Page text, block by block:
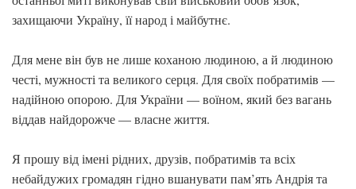
захищаючи Україну, її народ і майбутнє.
Для мене він був не лише коханою людиною, а й людиною
честі, мужності та великого серця. Для своїх побратимів —
надійною опорою. Для України — воїном, який без вагань
віддав найдорожче — власне життя.
Я прошу від імені рідних, друзів, побратимів та всіх
небайдужих громадян гідно вшанувати пам’ять Андрія та